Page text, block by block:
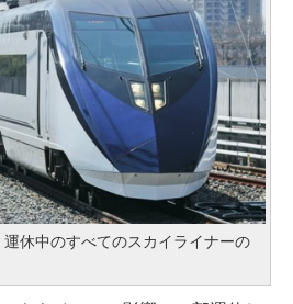
休中のすべてのスカイライナーの